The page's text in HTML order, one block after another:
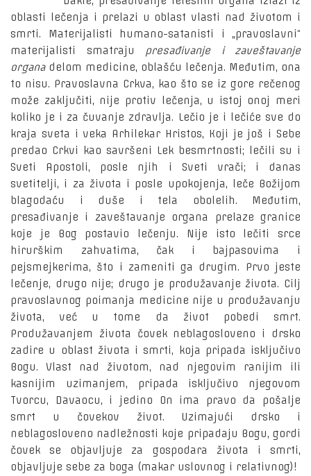
oblasti lečenja i prelazi u oblast vlasti nad životom i
smrti. Materijalisti humano-satanisti i „pravoslavni“
materijalisti smatraju presađivanje i zaveštavanje
organadelom medicine, oblašću lečenja. Međutim, ona
to nisu. Pravoslavna Crkva, kao što se iz gore rečenog
može zaključiti, nije protiv lečenja, u istoj onoj meri
koliko je i za čuvanje zdravlja. Lečio je i lečiće sve do
kraja sveta i veka Arhilekar Hristos, Koji je još i Sebe
predao Crkvi kao savršeni Lek besmrtnosti; lečili su i
Sveti Apostoli, posle njih i Sveti vrači; i danas
svetitelji, i za života i posle upokojenja, leče Božijom
blagodaću i duše i tela obolelih. Međutim,
presađivanje i zaveštavanje organa prelaze granice
koje je Bog postavio lečenju. Nije isto lečiti srce
hirurškim zahvatima, čak i bajpasovima i
pejsmejkerima, što i zameniti ga drugim. Prvo jeste
lečenje, drugo nije; drugo je produžavanje života. Cilj
pravoslavnog poimanja medicine nije u produžavanju
života, već u tome da život pobedi smrt.
Produžavanjem života čovek neblagosloveno i drsko
zadire u oblast života i smrti, koja pripada isključivo
Bogu. Vlast nad životom, nad njegovim ranijim ili
kasnijim uzimanjem, pripada isključivo njegovom
Tvorcu, Davaocu, i jedino On ima pravo da pošalje
smrt u čovekov život. Uzimajući drsko i
neblagosloveno nadležnosti koje pripadaju Bogu, gordi
čovek se objavljuje za gospodara života i smrti,
objavljuje sebe za boga (makar uslovnog i relativnog)!